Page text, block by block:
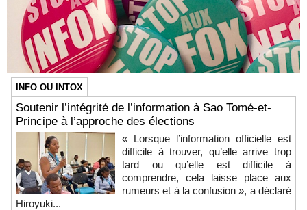
INFO OU INTOX
Soutenir l’intégrité de l’information à Sao Tomé-et-
Principe à l’approche des élections
« Lorsque l’information officielle est
difficile à trouver, qu’elle arrive trop
tard ou qu’elle est difficile à
comprendre, cela laisse place aux
rumeurs et à la confusion », a déclaré
Hiroyuki...